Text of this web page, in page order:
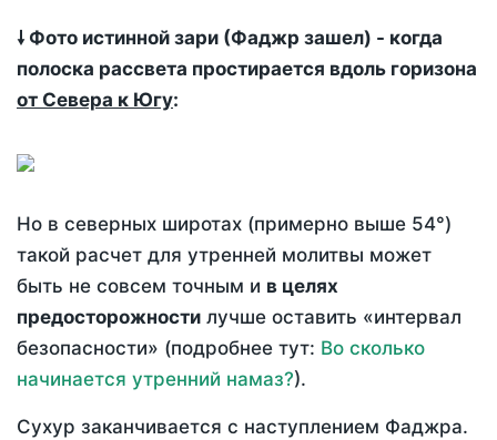
🠗 Фото истинной зари (Фаджр зашел) - когда
полоска рассвета простирается вдоль горизона
от Севера к Югу:
Но в северных широтах (примерно выше 54°)
такой расчет для утренней молитвы может
быть не совсем точным и в целях
предосторожности лучше оставить «интервал
безопасности» (подробнее тут: Во сколько
начинается утренний намаз?).
Сухур заканчивается с наступлением Фаджра.